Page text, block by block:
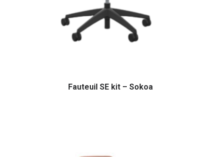
Fauteuil SE kit – Sokoa